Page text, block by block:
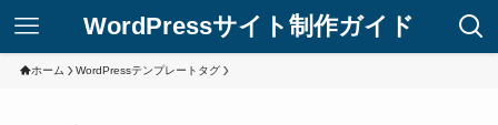
WordPressサイト制作ガイド
ホーム WordPressテンプレートタグ